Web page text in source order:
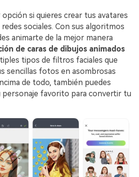
si quieres crear tus avatares
sociales. Con sus algoritmos
animarte de la mejor manera
de caras de dibujos animados
tipos de filtros faciales que
sencillas fotos en asombrosas
de todo, también puedes
favorito para convertir tu